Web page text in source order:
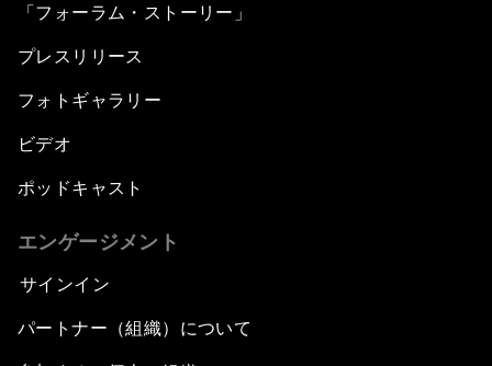
「フォーラム・ストーリー」
プレスリリース
フォトギャラリー
ビデオ
ポッドキャスト
エンゲージメント
サインイン
パートナー（組織）について